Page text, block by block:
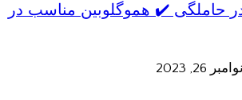
حاملگی ✔️ هموگلوبین مناسب در
نوامبر 26, 2023